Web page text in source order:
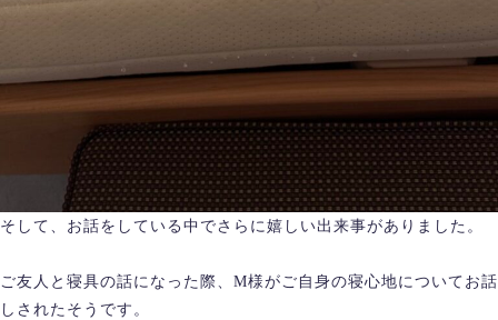
そして、お話をしている中でさらに嬉しい出来事がありました。
ご友人と寝具の話になった際、M様がご自身の寝心地についてお話
しされたそうです。